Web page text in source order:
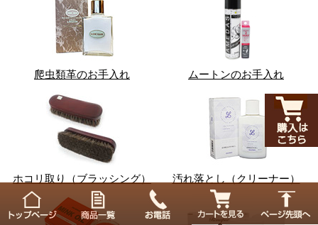
爬虫類革のお手入れ ムートンのお手入れ
ホコリ取り（ブラッシング） 汚れ落とし（クリーナー）